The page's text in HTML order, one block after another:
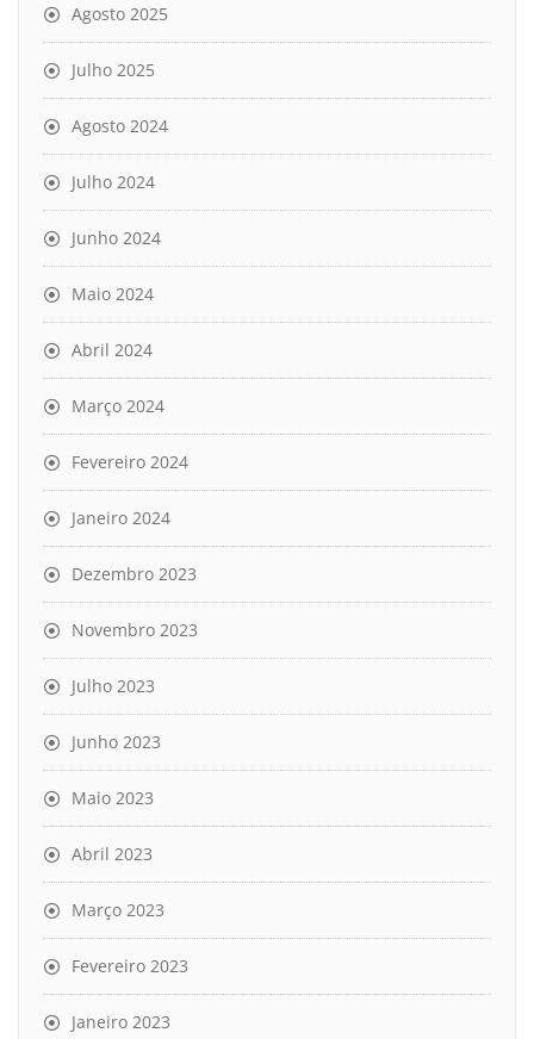
Agosto 2025
Julho 2025
Agosto 2024
Julho 2024
Junho 2024
Maio 2024
Abril 2024
Março 2024
Fevereiro 2024
Janeiro 2024
Dezembro 2023
Novembro 2023
Julho 2023
Junho 2023
Maio 2023
Abril 2023
Março 2023
Fevereiro 2023
Janeiro 2023